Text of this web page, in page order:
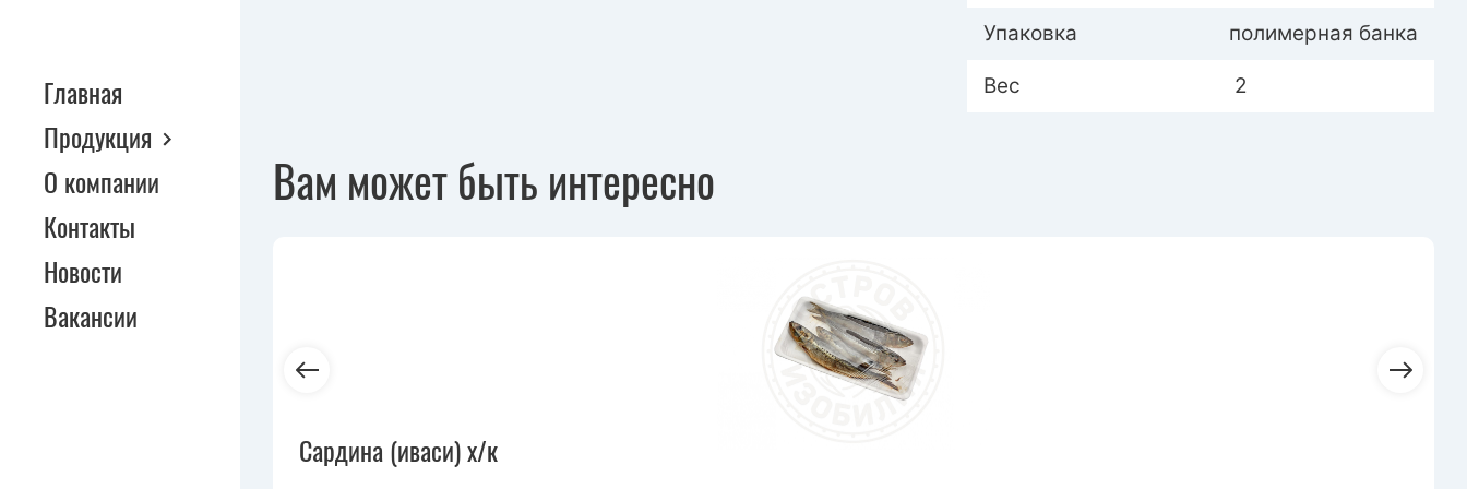
Главная
Продукция
О компании
Контакты
Новости
Вакансии
Упаковка полимерная банка
Вес 2
Вам может быть интересно
Сардина (иваси) х/к